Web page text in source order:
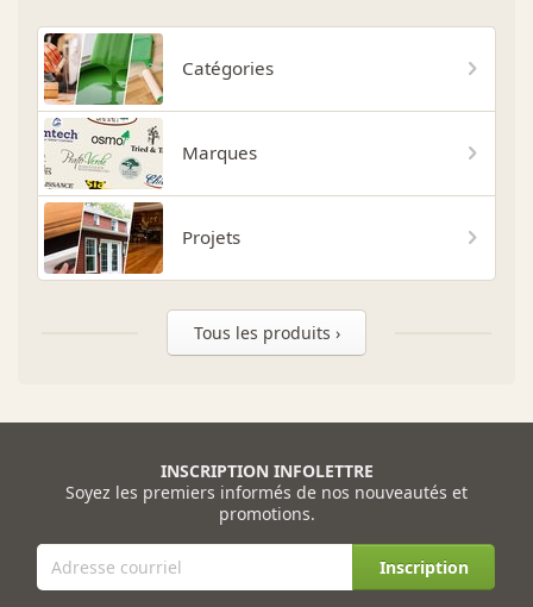
Catégories
Marques
Projets
Tous les produits ›
INSCRIPTION INFOLETTRE
Soyez les premiers informés de nos nouveautés et
promotions.
Inscription